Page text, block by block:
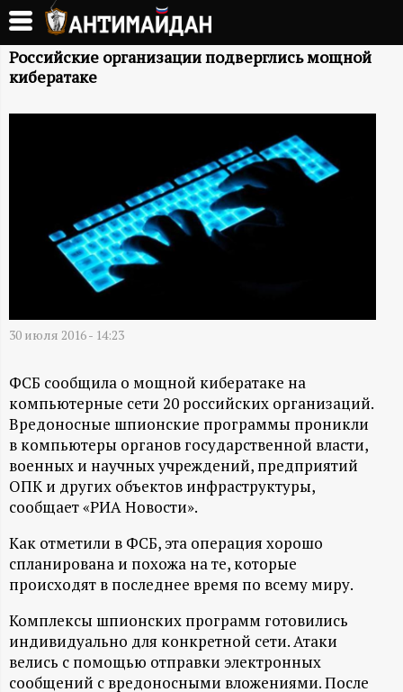
Перейти
основному
содержанию
А
Й
А
Н
-
и
н
ф
о
Российские организации подверглись мощной
кибератаке
30 июля 2016 - 14:23
ФСБ сообщила о мощной кибератаке на
компьютерные сети 20 российских организаций.
Вредоносные шпионские программы проникли
в компьютеры органов государственной власти,
военных и научных учреждений, предприятий
ОПК и других объектов инфраструктуры,
сообщает «РИА Новости».
Как отметили в ФСБ, эта операция хорошо
спланирована и похожа на те, которые
происходят в последнее время по всему миру.
Комплексы шпионских программ готовились
индивидуально для конкретной сети. Атаки
велись с помощью отправки электронных
сообщений с вредоносными вложениями. После